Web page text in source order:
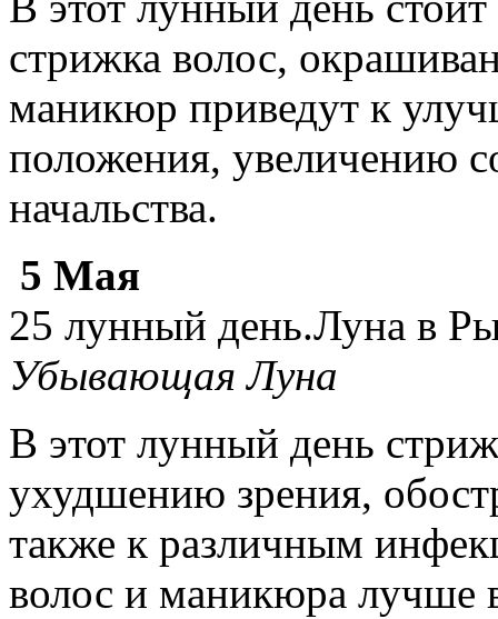
стрижка волос,
маникюр приведут к
положения, увеличению
начальства.
5 Мая
25 лунный день.Луна в
Убывающая Луна
В этот лунный день
ухудшению зрения,
также к различным
волос и маникюра лучше